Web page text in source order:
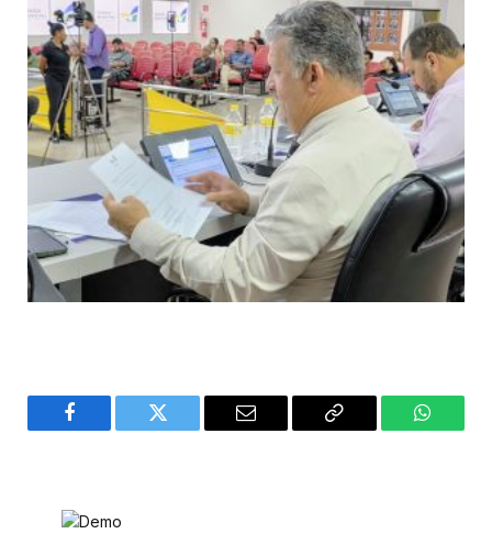
Facebook Twitter Email
Copy